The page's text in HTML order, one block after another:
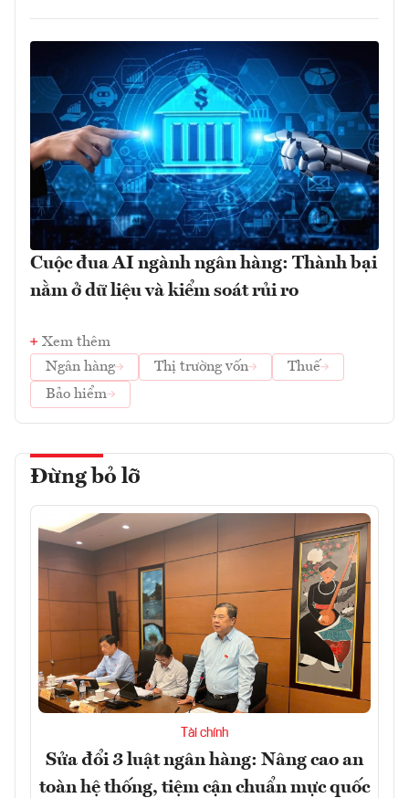
Cuộc đua AI ngành ngân hàng: Thành bại
nằm ở dữ liệu và kiểm soát rủi ro
Xem thêm
Ngân hàng
Thị trường vốn
Thuế
Bảo hiểm
Đừng bỏ lỡ
Tài chính
Sửa đổi 3 luật ngân hàng: Nâng cao an
toàn hệ thống, tiệm cận chuẩn mực quốc